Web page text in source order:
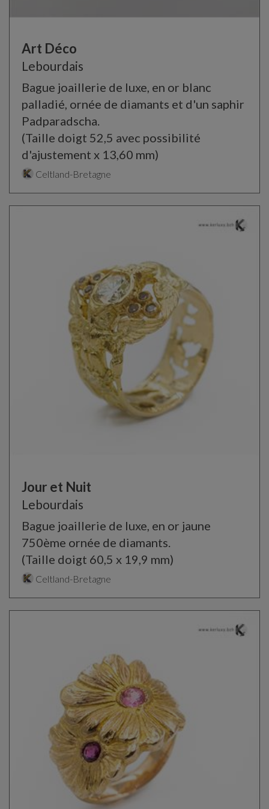
Art Déco
Lebourdais
Bague joaillerie de luxe, en or blanc
palladié, ornée de diamants et d'un saphir
Padparadscha.
(Taille doigt 52,5 avec possibilité
d'ajustement x 13,60 mm)
Celtland-Bretagne
Jour et Nuit
Lebourdais
Bague joaillerie de luxe, en or jaune
750ème ornée de diamants.
(Taille doigt 60,5 x 19,9 mm)
Celtland-Bretagne